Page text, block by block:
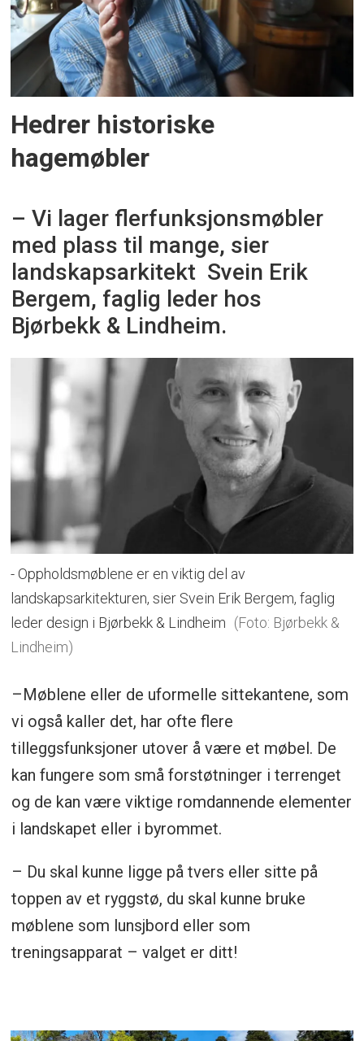
Hedrer historiske
hagemøbler
– Vi lager flerfunksjonsmøbler
med plass til mange, sier
landskapsarkitekt Svein Erik
Bergem, faglig leder hos
Bjørbekk & Lindheim.
- Oppholdsmøblene er en viktig del av
landskapsarkitekturen, sier Svein Erik Bergem, faglig
leder design i Bjørbekk & Lindheim (Foto: Bjørbekk &
Lindheim)
–Møblene eller de uformelle sittekantene, som
vi også kaller det, har ofte flere
tilleggsfunksjoner utover å være et møbel. De
kan fungere som små forstøtninger i terrenget
og de kan være viktige romdannende elementer
i landskapet eller i byrommet.
– Du skal kunne ligge på tvers eller sitte på
toppen av et ryggstø, du skal kunne bruke
møblene som lunsjbord eller som
treningsapparat – valget er ditt!